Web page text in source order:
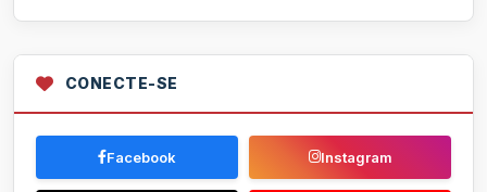
CONECTE-SE
Facebook Instagram